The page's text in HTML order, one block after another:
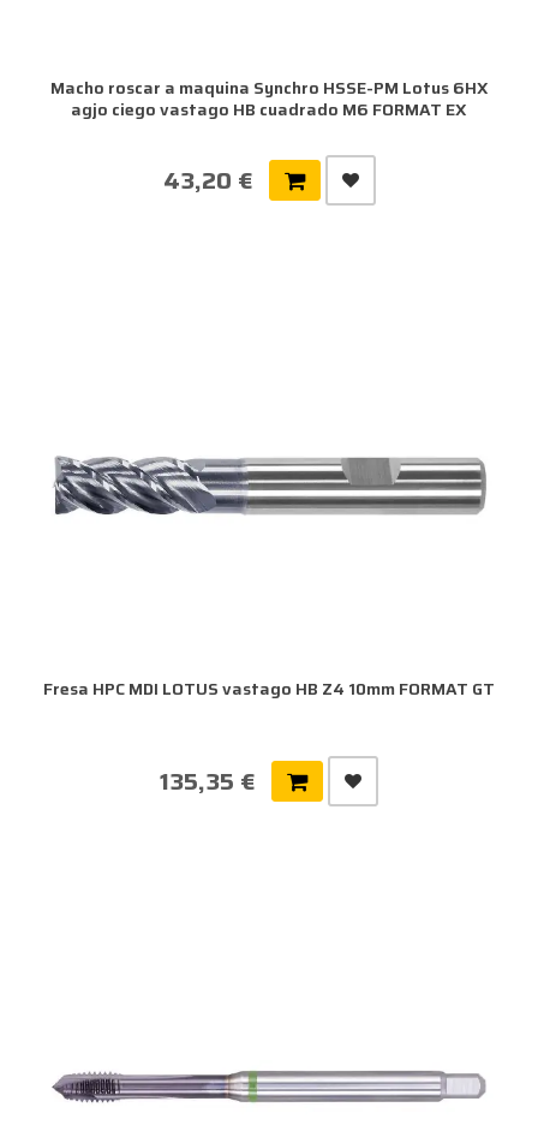
Macho roscar a maquina Synchro HSSE-PM Lotus 6HX
agjo ciego vastago HB cuadrado M6 FORMAT EX
43,20 €
Fresa HPC MDI LOTUS vastago HB Z4 10mm FORMAT GT
135,35 €